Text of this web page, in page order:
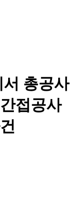
총공사
접공사